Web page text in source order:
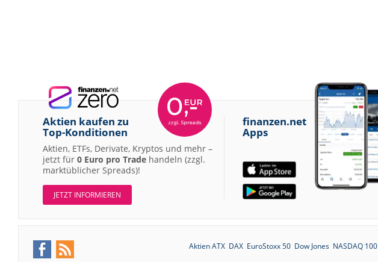
Aktien kaufen zu
Top-Konditionen
Aktien, ETFs, Derivate, Kryptos und mehr –
jetzt für 0 Euro pro Trade handeln (zzgl.
marktüblicher Spreads)!
JETZT INFORMIEREN
finanzen.net
Apps
Aktien ATX DAX EuroStoxx 50 Dow Jones NASDAQ 100